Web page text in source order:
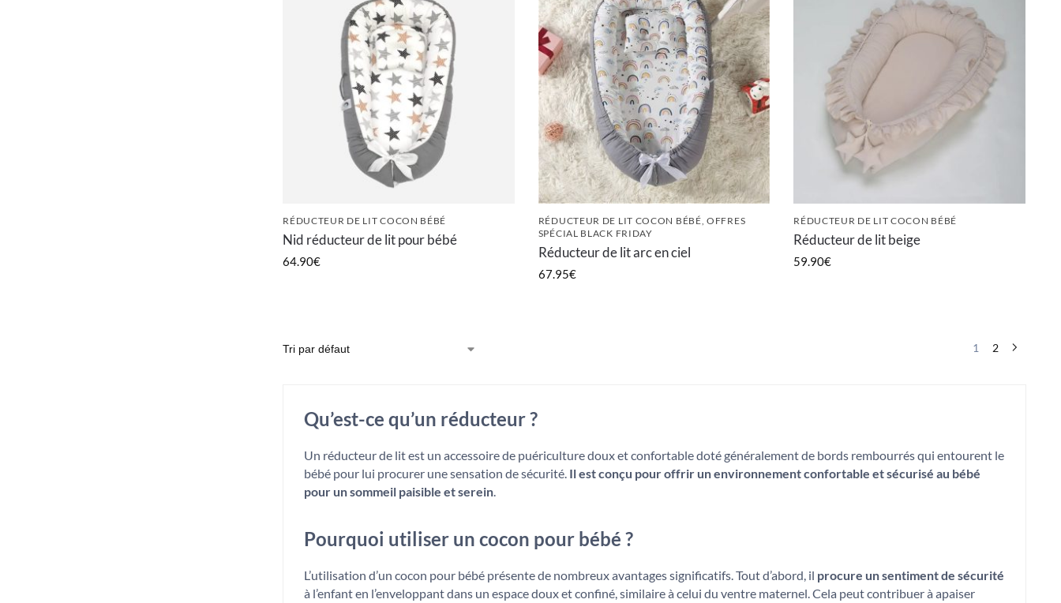
RÉDUCTEUR DE LIT COCON BÉBÉ
Nid réducteur de lit pour bébé
64.90€
RÉDUCTEUR DE LIT COCON BÉBÉ ,OFFRES
SPÉCIAL BLACK FRIDAY
Réducteur de lit arc en ciel
67.95€
RÉDUCTEUR DE LIT COCON BÉBÉ
Réducteur de lit beige
59.90€
1 2
Qu’est-ce qu’un réducteur ?
Un réducteur de lit est un accessoire de puériculture doux et confortable doté généralement de bords rembourrés qui entourent le
bébé pour lui procurer une sensation de sécurité. Il est conçu pour offrir un environnement confortable et sécurisé au bébé
pour un sommeil paisible et serein.
Pourquoi utiliser un cocon pour bébé ?
L’utilisation d’un cocon pour bébé présente de nombreux avantages significatifs. Tout d’abord, il procure un sentiment de sécurité
à l’enfant en l’enveloppant dans un espace doux et confiné, similaire à celui du ventre maternel. Cela peut contribuer à apaiser